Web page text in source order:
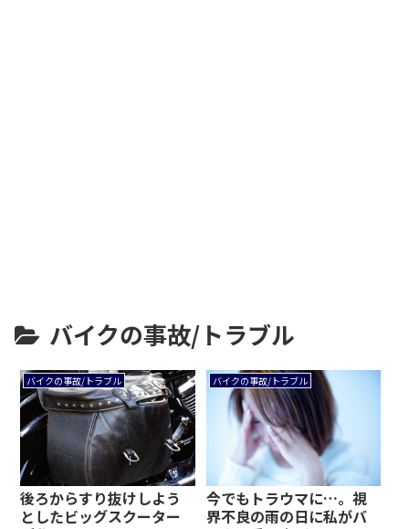
バイクの事故/トラブル
バイクの事故/トラブル
後ろからすり抜けしよう
としたビッグスクーター
バイクの事故/トラブル
今でもトラウマに…。視
界不良の雨の日に私がバ